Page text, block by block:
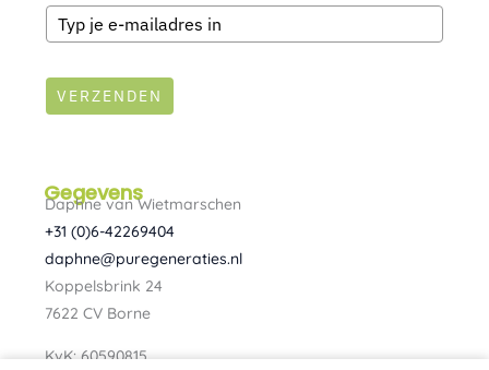
Gegevens
Daphne van Wietmarschen
+31 (0)6-42269404
daphne@puregeneraties.nl
Koppelsbrink 24
7622 CV Borne
KvK: 60590815
VERZENDEN